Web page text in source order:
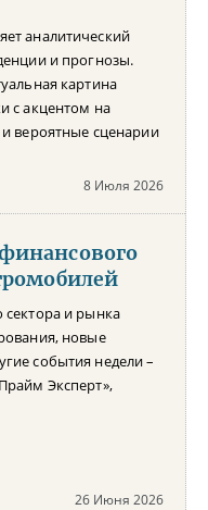
аналитический
и прогнозы.
картина
с акцентом на
вероятные сценарии
8 Июля 2026
сектора и рынка
новые
события недели –
Эксперт»,
26 Июня 2026